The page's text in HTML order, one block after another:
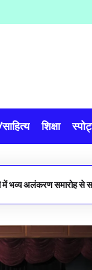
शिक्षा
में भव्य अलंकरण समारोह